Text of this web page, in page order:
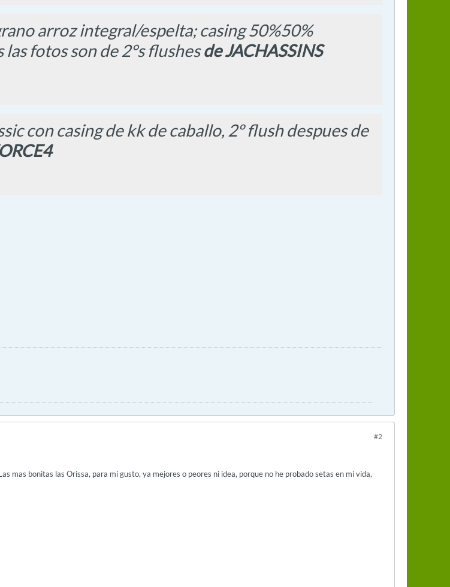
arroz integral/espelta; casing 50%50%
fotos son de 2°s flushesde JACHASSINS
con casing de kk de caballo, 2º flush despues de
#2
mas bonitas las Orissa, para mi gusto, ya mejores o peores ni idea, porque no he probado setas en mi vida,